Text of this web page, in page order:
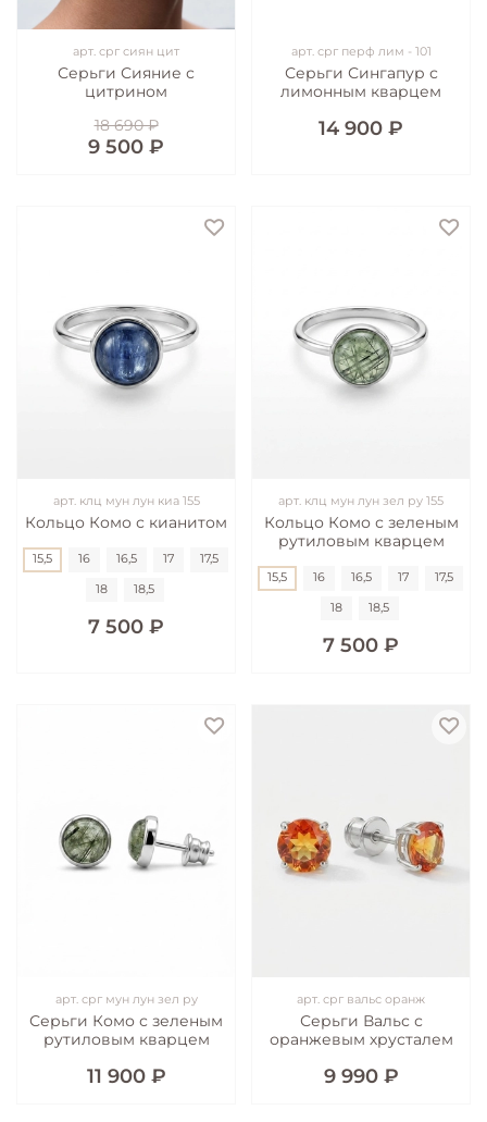
арт. срг сиян цит
Серьги Сияние с
цитрином
18 690 ₽
9 500 ₽
арт. срг перф лим - 101
Серьги Сингапур с
лимонным кварцем
14 900 ₽
арт. клц мун лун киа 155
Кольцо Комо с кианитом
15,5 16 16,5 17 17,5
18 18,5
7 500 ₽
арт. клц мун лун зел ру 155
Кольцо Комо с зеленым
рутиловым кварцем
15,5 16 16,5 17 17,5
18 18,5
7 500 ₽
арт. срг мун лун зел ру
Серьги Комо с зеленым
рутиловым кварцем
11 900 ₽
арт. срг вальс оранж
Серьги Вальс с
оранжевым хрусталем
9 990 ₽